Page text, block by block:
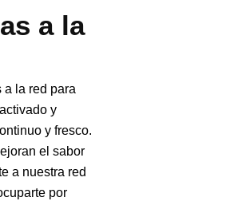
a la
a la red para
y
y fresco.
el sabor
a nuestra red
por